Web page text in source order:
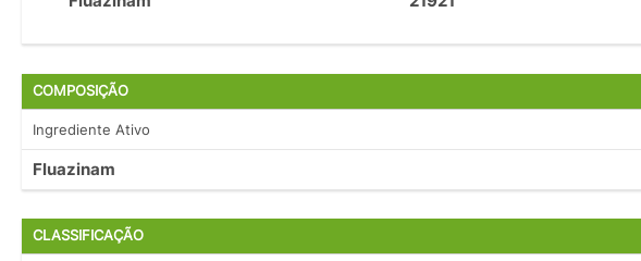
COMPOSIÇÃO
Ingrediente Ativo
Fluazinam
CLASSIFICAÇÃO